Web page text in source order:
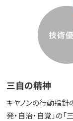
三自の精神
キヤノンの行動指針
発・自治・自覚」の